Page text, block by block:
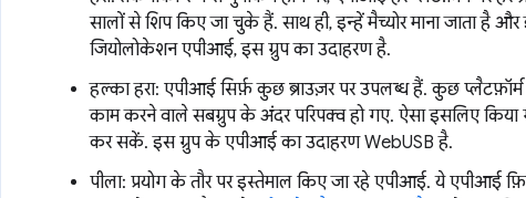
सालों से शिप किए जा चुके हैं. साथ ही, इन्हें मैच्योर माना जाता है
जियोलोकेशन एपीआई, इस ग्रुप का उदाहरण है.
हल्का हरा: एपीआई सिर्फ़ कुछ ब्राउज़र पर उपलब्ध हैं. कुछ
काम करने वाले सबग्रुप के अंदर परिपक्व हो गए. ऐसा इसलिए
कर सकें. इस ग्रुप के एपीआई का उदाहरण WebUSB है.
पीला: प्रयोग के तौर पर इस्तेमाल किए जा रहे एपीआई. ये एपीआई